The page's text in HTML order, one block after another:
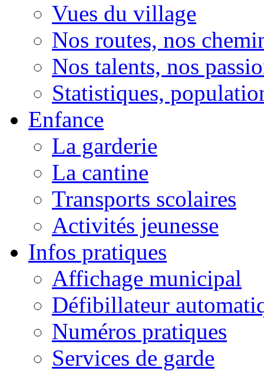
Vues du village
Nos routes, nos
Nos talents, nos
Statistiques,
Enfance
La garderie
La cantine
Transports scolaires
Activités jeunesse
Infos pratiques
Affichage municipal
Défibillateur
Numéros pratiques
Services de garde